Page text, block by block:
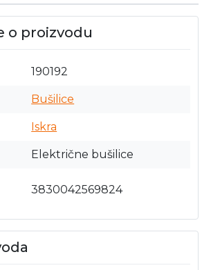
o proizvodu
190192
Bušilice
Iskra
Električne bušilice
3830042569824